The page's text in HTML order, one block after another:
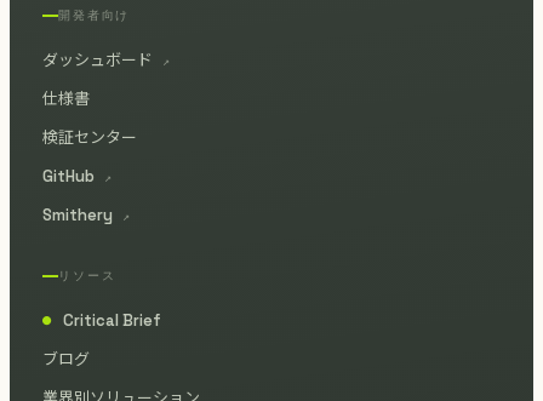
開発者向け
ダッシュボード ↗
仕様書
検証センター
GitHub
↗
Smithery ↗
リソース
●
Critical Brief
ブログ